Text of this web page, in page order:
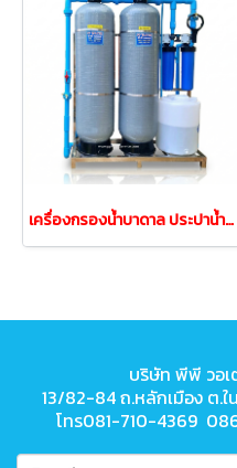
เครื่องกรองน้ำบาดาล ประปาน้ำขุ่น ถังกรองนFRP18x65"นิ้ว(Auto)
บริษัท พีพี วอเ
13/82-84 ถ.หลักเมือง ต.ใ
โทร081-710-4369